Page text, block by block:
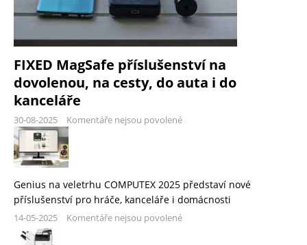
FIXED MagSafe příslušenství na
dovolenou, na cesty, do auta i do
kanceláře
30-08-2025 Komentáře nejsou povolené
Genius na veletrhu COMPUTEX 2025 představí nové
příslušenství pro hráče, kanceláře i domácnosti
14-05-2025 Komentáře nejsou povolené